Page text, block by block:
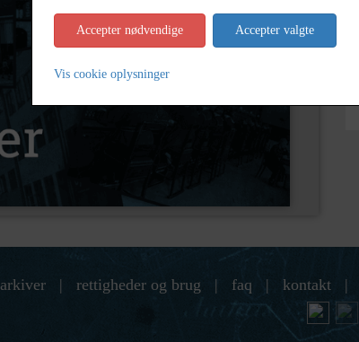
arkiver | rettigheder og brug | faq | kontakt |
Accepter nødvendige Accepter valgte
Vis cookie oplysninger